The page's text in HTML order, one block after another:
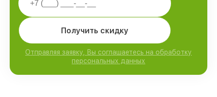
Получить скидку
Отправляя заявку, Вы соглашаетесь на обработку
персональных данных